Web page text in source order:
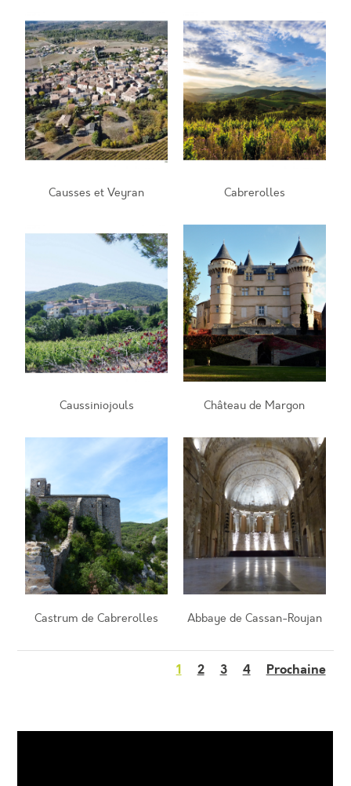
Causses et Veyran Cabrerolles
Caussiniojouls Château de Margon
Castrum de Cabrerolles Abbaye de Cassan-Roujan
1 2 3 4 Prochaine